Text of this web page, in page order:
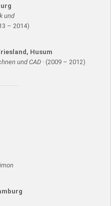
und
– 2014)
Husum
und CAD · (2009 – 2012)